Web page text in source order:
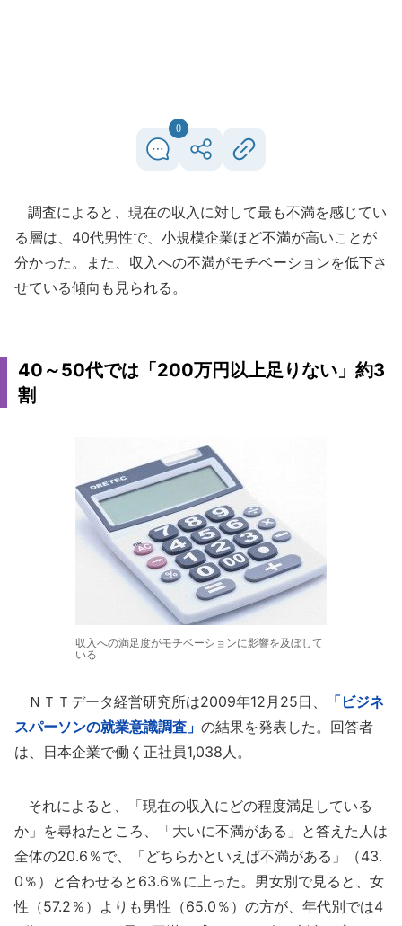
0
調査によると、現在の収入に対して最も不満を感じてい
る層は、40代男性で、小規模企業ほど不満が高いことが
分かった。また、収入への不満がモチベーションを低下さ
せている傾向も見られる。
40～50代では「200万円以上足りない」約3
割
収入への満足度がモチベーションに影響を及ぼして
いる
ＮＴＴデータ経営研究所は2009年12月25日、
「ビジネ
スパーソンの就業意識調査」 の結果を発表した。回答者
は、日本企業で働く正社員1,038人。
それによると、「現在の収入にどの程度満足している
か」を尋ねたところ、「大いに不満がある」と答えた人は
全体の20.6％で、「どちらかといえば不満がある」（43.
0％）と合わせると63.6％に上った。男女別で見ると、女
性（57.2％）よりも男性（65.0％）の方が、年代別では4